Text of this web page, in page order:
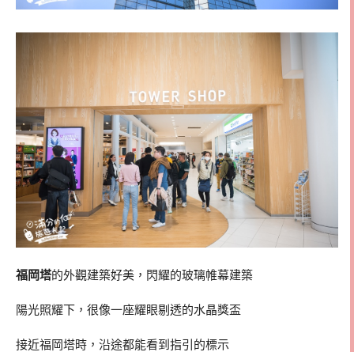
福岡塔的外觀建築好美，閃耀的玻璃帷幕建築
陽光照耀下，很像一座耀眼剔透的水晶獎盃
接近福岡塔時，沿途都能看到指引的標示